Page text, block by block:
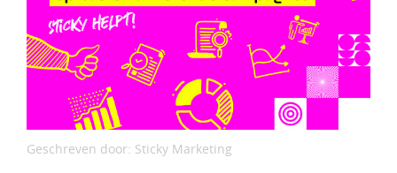
Geschreven door: Sticky Marketing